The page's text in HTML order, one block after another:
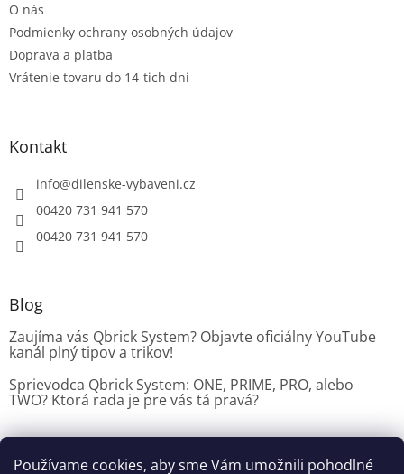
Používame cookies, aby sme Vám umožnili pohodlné
O nás
Podmienky ochrany osobných údajov
Doprava a platba
Vrátenie tovaru do 14-tich dni
Kontakt
info@dilenske-vybaveni.cz
00420 731 941 570
00420 731 941 570
Blog
Zaujíma vás Qbrick System? Objavte oficiálny YouTube
kanál plný tipov a trikov!
Sprievodca Qbrick System: ONE, PRIME, PRO, alebo
TWO? Ktorá rada je pre vás tá pravá?
Dílenské vybavení CZ